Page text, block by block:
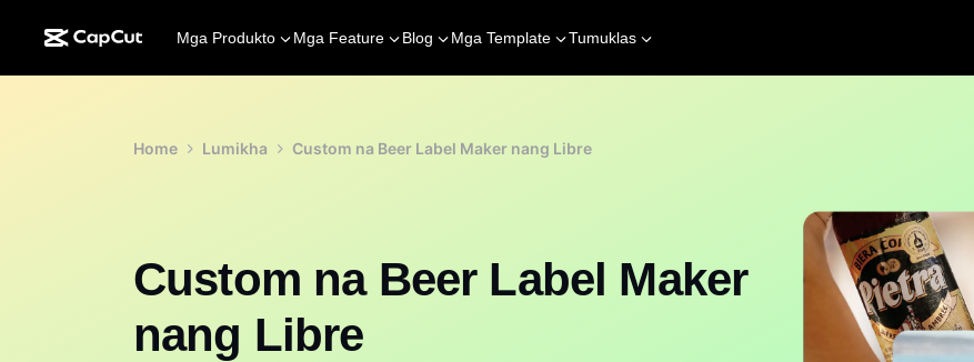
Mga Produkto Mga Feature Blog Mga Template Tumuklas
Home Lumikha Custom na Beer Label Maker nang Libre
Custom na Beer Label Maker
nang Libre